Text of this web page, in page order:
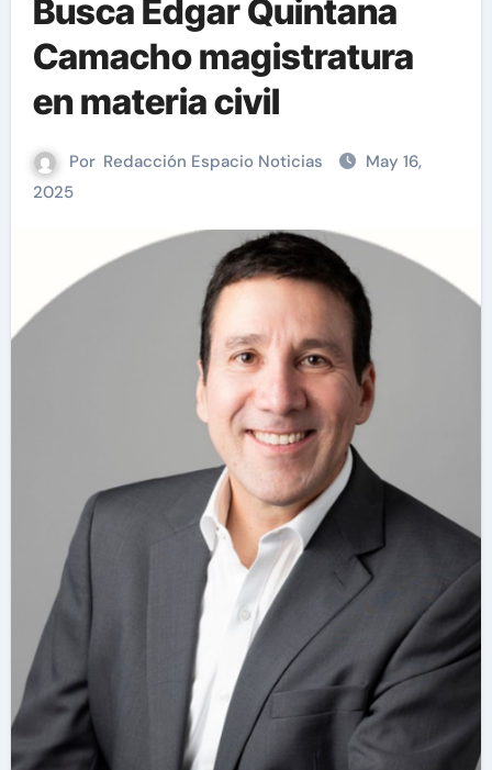
Busca Edgar Quintana
Camacho magistratura
en materia civil
Por Redacción Espacio Noticias
May 16,
2025